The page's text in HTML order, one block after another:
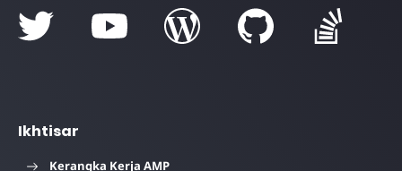
Ikhtisar
Kerangka Kerja AMP